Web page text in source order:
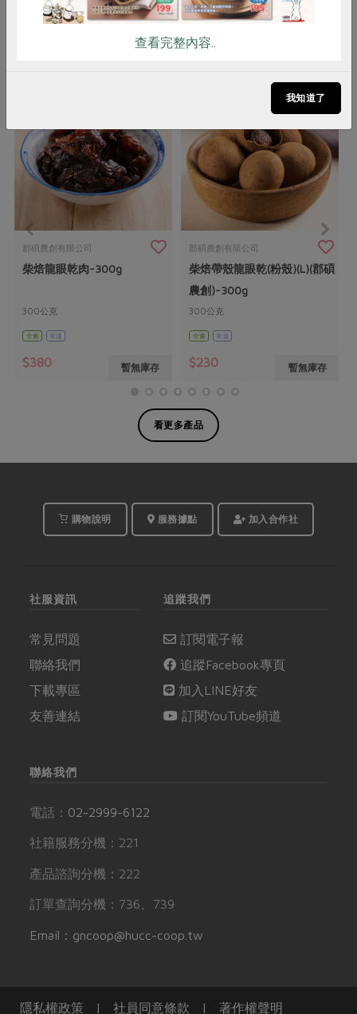
你可能有興趣的產品
郡碩農創有限公司
柴焙龍眼乾肉-300g
300公克
全素 常溫
$380 暫無庫存
郡碩農創有限公司
柴焙帶殼龍眼乾(粉殼)(L)(郡碩
農創)-300g
300公克
全素 常溫
$230 暫無庫存
看更多產品
購物說明 服務據點 加入合作社
社服資訊
常見問題
聯絡我們
下載專區
友善連結
追蹤我們
訂閱電子報
追蹤Facebook專頁
加入LINE好友
訂閱YouTube頻道
聯絡我們
電話： 02-2999-6122
社籍服務分機：221
產品諮詢分機：222
訂單查詢分機：736、739
Email：gncoop@hucc-coop.tw
隱私權政策 | 社員同意條款 | 著作權聲明
查看完整內容..
我知道了